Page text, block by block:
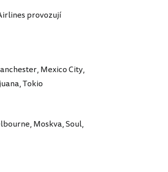
provozují
Mexico City,
Tokio
Moskva, Soul,